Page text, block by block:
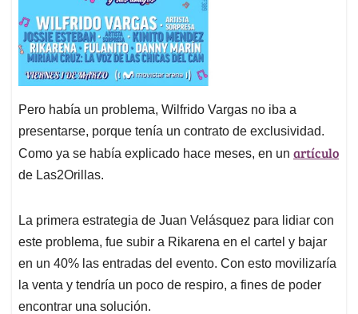
Pero había un problema, Wilfrido Vargas no iba a
presentarse, porque tenía un contrato de exclusividad.
Como ya se había explicado hace meses, en un artículo
de Las2Orillas.
La primera estrategia de Juan Velásquez para lidiar con
este problema, fue subir a Rikarena en el cartel y bajar
en un 40% las entradas del evento. Con esto movilizaría
la venta y tendría un poco de respiro, a fines de poder
encontrar una solución.